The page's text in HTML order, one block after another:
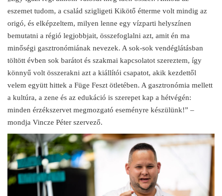
eszemet tudom, a család szigligeti Kikötő étterme volt mindig az
origó, és elképzeltem, milyen lenne egy vízparti helyszínen
bemutatni a régió legjobbjait, összefoglalni azt, amit én ma
minőségi gasztronómiának nevezek. A sok-sok vendéglátásban
töltött évben sok barátot és szakmai kapcsolatot szereztem, így
könnyű volt összerakni azt a kiállítói csapatot, akik kezdettől
velem együtt hittek a Füge Feszt ötletében. A gasztronómia mellett
a kultúra, a zene és az edukáció is szerepet kap a hétvégén:
minden érzékszervet megmozgató eseményre készülünk!” –
mondja Vincze Péter szervező.